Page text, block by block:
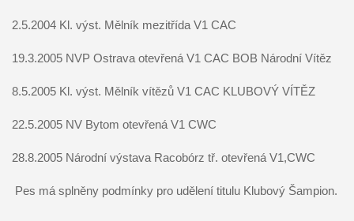
2.5.2004 Kl. výst. Mělník mezitřída V1 CAC
19.3.2005 NVP Ostrava otevřená V1 CAC BOB Národní Vítěz
8.5.2005 Kl. výst. Mělník vítězů V1 CAC KLUBOVÝ VÍTĚZ
22.5.2005 NV Bytom otevřená V1 CWC
28.8.2005 Národní výstava Racobórz tř. otevřená V1,CWC
Pes má splněny podmínky pro udělení titulu Klubový Šampion.